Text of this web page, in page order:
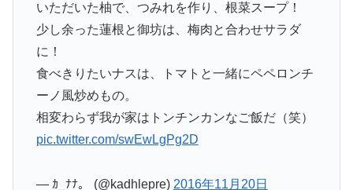
いただいた柚で、つみれを作り、根菜スープ！
少し余った蓮根と御坊は、梅肉と合わせサラダ
に！
食べきりたいナスは、トマトと一緒にペペロンチ
ーノ風炒めもの。
相変わらず我が家はトンチンカンなご飯だ（笑）
pic.twitter.com/swEwLgPg2D
— ｶ_ﾅﾅ。 (@kadhlepre) 2016年11月20日